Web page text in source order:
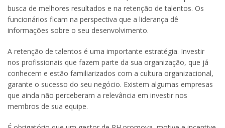
busca de melhores resultados e na retenção de talentos. Os
funcionários ficam na perspectiva que a liderança dê
informações sobre o seu desenvolvimento.
A retenção de talentos é uma importante estratégia. Investir
nos profissionais que fazem parte da sua organização, que já
conhecem e estão familiarizados com a cultura organizacional,
garante o sucesso do seu negócio. Existem algumas empresas
que ainda não perceberam a relevância em investir nos
membros de sua equipe.